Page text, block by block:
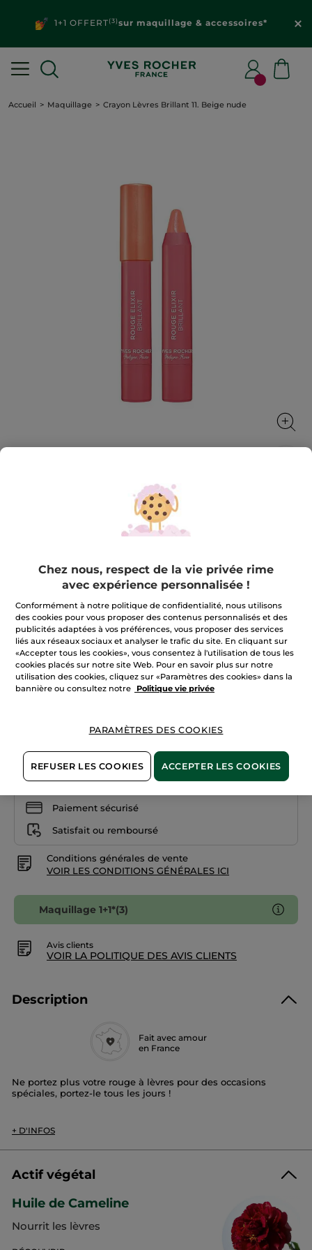
1+1 OFFERT(3)sur maquillage & accessoires*
Accueil Maquillage Crayon Lèvres Brillant 11. Beige nude
Crayon Lèvres Brillant 11. Beige nude
Votre allié du quotidien pour nourrir vos lèvres tout
en leur apportant brillance et couleur.
4.1 ★★★★★
★★★★★
4.1
5
les
avis
sur
Lèvres
Brillant
09.
(188)AJOUTER UN AVIS
14,90 €
11. Beige nude
Quantité
AJOUTER AU PANIER
Livraison à partir du 12/08
Paiement sécurisé
Satisfait ou remboursé
Conditions générales de vente
VOIR LES CONDITIONS GÉNÉRALES ICI
Maquillage 1+1*(3)
Avis clients
VOIR LA POLITIQUE DES AVIS CLIENTS
Description
Fait avec amour
en France
Ne portez plus votre rouge à lèvres pour des occasions
spéciales, portez-le tous les jours !
10 teintes déclinées en quatre familles de couleurs : Nude,
Rose, Rouge et Mauve.
Son + :
agréable et sans effort.
Sa formule enrichie en huile de camélia et en beurre de
+ D'INFOS
Actif végétal
Huile de Cameline
Nourrit les lèvres
Chez nous, respect de la vie privée rime
avec expérience personnalisée !
Conformément à notre politique de confidentialité, nous utilisons
des cookies pour vous proposer des contenus personnalisés et des
publicités adaptées à vos préférences, vous proposer des services
liés aux réseaux sociaux et analyser le trafic du site. En cliquant sur
«Accepter tous les cookies», vous consentez à l'utilisation de tous les
cookies placés sur notre site Web. Pour en savoir plus sur notre
utilisation des cookies, cliquez sur «Paramètres des cookies» dans la
bannière ou consultez notre
Politique vie privée
PARAMÈTRES DES COOKIES
REFUSER LES COOKIES ACCEPTER LES COOKIES